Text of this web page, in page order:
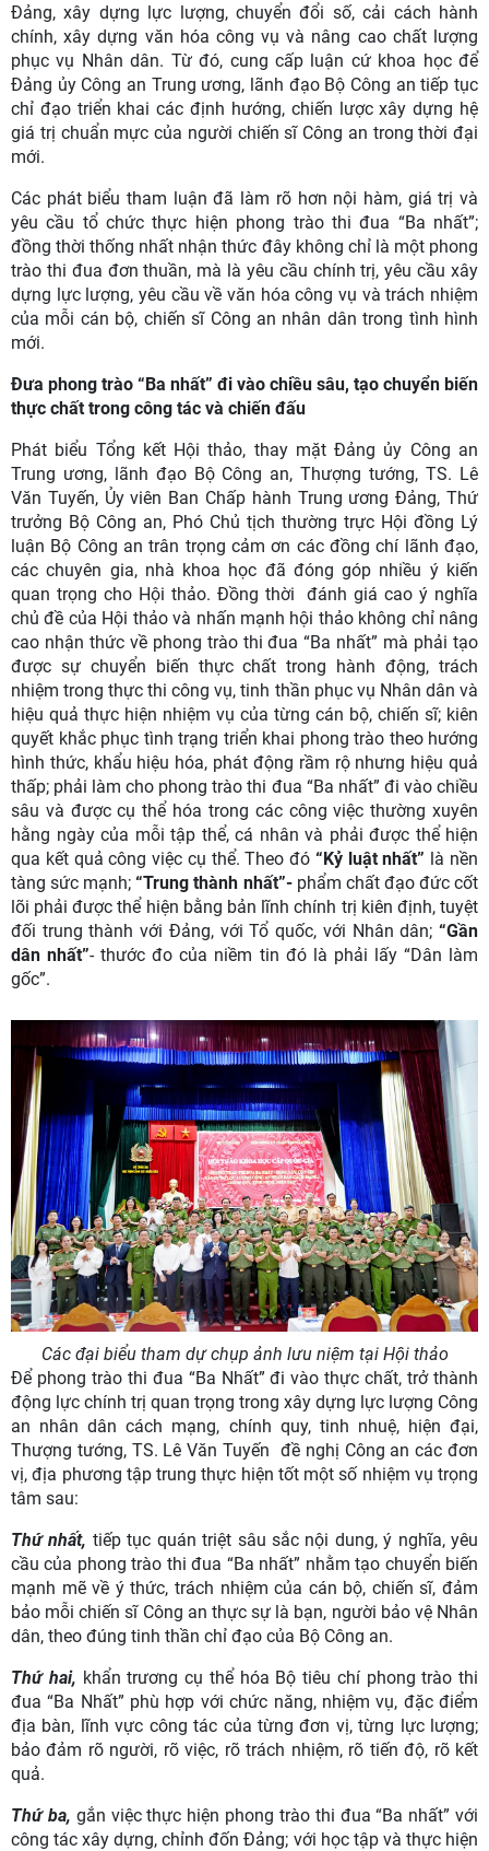
Đảng, xây dựng lực lượng, chuyển đổi số, cải cách hành
chính, xây dựng văn hóa công vụ và nâng cao chất lượng
phục vụ Nhân dân. Từ đó, cung cấp luận cứ khoa học để
Đảng ủy Công an Trung ương, lãnh đạo Bộ Công an tiếp tục
chỉ đạo triển khai các định hướng, chiến lược xây dựng hệ
giá trị chuẩn mực của người chiến sĩ Công an trong thời đại
mới.
Các phát biểu tham luận đã làm rõ hơn nội hàm, giá trị và
yêu cầu tổ chức thực hiện phong trào thi đua “Ba nhất”;
đồng thời thống nhất nhận thức đây không chỉ là một phong
trào thi đua đơn thuần, mà là yêu cầu chính trị, yêu cầu xây
dựng lực lượng, yêu cầu về văn hóa công vụ và trách nhiệm
của mỗi cán bộ, chiến sĩ Công an nhân dân trong tình hình
mới.
Đưa phong trào “Ba nhất” đi vào chiều sâu, tạo chuyển biến
thực chất trong công tác và chiến đấu
Phát biểu Tổng kết Hội thảo, thay mặt Đảng ủy Công an
Trung ương, lãnh đạo Bộ Công an, Thượng tướng, TS. Lê
Văn Tuyến, Ủy viên Ban Chấp hành Trung ương Đảng, Thứ
trưởng Bộ Công an, Phó Chủ tịch thường trực Hội đồng Lý
luận Bộ Công an trân trọng cảm ơn các đồng chí lãnh đạo,
các chuyên gia, nhà khoa học đã đóng góp nhiều ý kiến
quan trọng cho Hội thảo. Đồng thời đánh giá cao ý nghĩa
chủ đề của Hội thảo và nhấn mạnh hội thảo không chỉ nâng
cao nhận thức về phong trào thi đua “Ba nhất” mà phải tạo
được sự chuyển biến thực chất trong hành động, trách
nhiệm trong thực thi công vụ, tinh thần phục vụ Nhân dân và
hiệu quả thực hiện nhiệm vụ của từng cán bộ, chiến sĩ; kiên
quyết khắc phục tình trạng triển khai phong trào theo hướng
hình thức, khẩu hiệu hóa, phát động rầm rộ nhưng hiệu quả
thấp; phải làm cho phong trào thi đua “Ba nhất” đi vào chiều
sâu và được cụ thể hóa trong các công việc thường xuyên
hằng ngày của mỗi tập thể, cá nhân và phải được thể hiện
qua kết quả công việc cụ thể. Theo đó “Kỷ luật nhất” là nền
tàng sức mạnh;“Trung thành nhất”-phẩm chất đạo đức cốt
lõi phải được thể hiện bằng bản lĩnh chính trị kiên định, tuyệt
đối trung thành với Đảng, với Tổ quốc, với Nhân dân; “Gần
dân nhất”- thước đo của niềm tin đó là phải lấy “Dân làm
gốc”.
Các đại biểu tham dự chụp ảnh lưu niệm tại Hội thảo
Để phong trào thi đua “Ba Nhất” đi vào thực chất, trở thành
động lực chính trị quan trọng trong xây dựng lực lượng Công
an nhân dân cách mạng, chính quy, tinh nhuệ, hiện đại,
Thượng tướng, TS. Lê Văn Tuyến đề nghị Công an các đơn
vị, địa phương tập trung thực hiện tốt một số nhiệm vụ trọng
tâm sau:
Thứ nhất, tiếp tục quán triệt sâu sắc nội dung, ý nghĩa, yêu
cầu của phong trào thi đua “Ba nhất” nhằm tạo chuyển biến
mạnh mẽ về ý thức, trách nhiệm của cán bộ, chiến sĩ, đảm
bảo mỗi chiến sĩ Công an thực sự là bạn, người bảo vệ Nhân
dân, theo đúng tinh thần chỉ đạo của Bộ Công an.
Thứ hai, khẩn trương cụ thể hóa Bộ tiêu chí phong trào thi
đua “Ba Nhất” phù hợp với chức năng, nhiệm vụ, đặc điểm
địa bàn, lĩnh vực công tác của từng đơn vị, từng lực lượng;
bảo đảm rõ người, rõ việc, rõ trách nhiệm, rõ tiến độ, rõ kết
quả.
Thứ ba, gắn việc thực hiện phong trào thi đua “Ba nhất” với
công tác xây dựng, chỉnh đốn Đảng; với học tập và thực hiện